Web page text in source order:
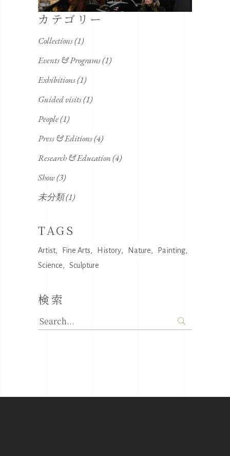
カテゴリー
Collections(1)
Events & Programs(1)
Exhibitions(1)
Guided visits(1)
People(1)
Press & Editions(4)
Research & Education(4)
Show(3)
未分類(1)
TAGS
Artist Fine Arts History Nature
Painting
Science
Sculpture
検索
Search
for: